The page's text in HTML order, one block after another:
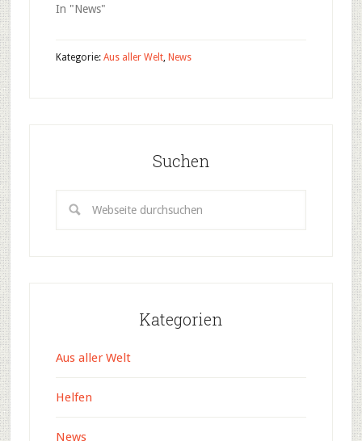
In "News"
Kategorie: Aus aller Welt, News
Suchen
Kategorien
Aus aller Welt
Helfen
News